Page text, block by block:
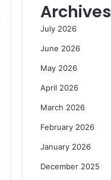
Archives
July 2026
June 2026
May 2026
April 2026
March 2026
February 2026
January 2026
December 2025